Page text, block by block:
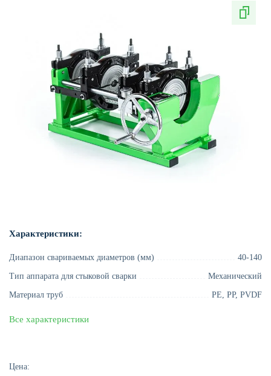
Характеристики:
Диапазон свариваемых диаметров (мм) 40-140
Тип аппарата для стыковой сварки Механический
Материал труб PE, PP, PVDF
Все характеристики
Цена: